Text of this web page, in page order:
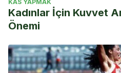
KAS YAPMAK
Kadınlar İçin Kuvvet
Önemi